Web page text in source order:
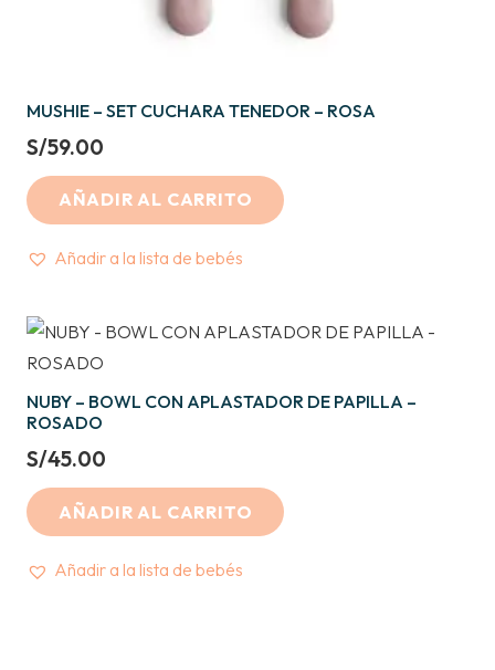
MUSHIE – SET CUCHARA TENEDOR – ROSA
S/59.00
AÑADIR AL CARRITO
Añadir a la lista de bebés
NUBY – BOWL CON APLASTADOR DE PAPILLA –
ROSADO
S/45.00
AÑADIR AL CARRITO
Añadir a la lista de bebés